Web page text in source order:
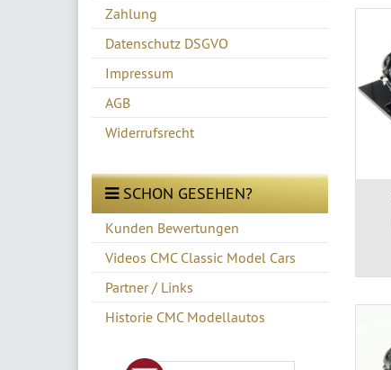
Zahlung
Datenschutz DSGVO
Impressum
AGB
Widerrufsrecht
SCHON GESEHEN?
Kunden Bewertungen
Videos CMC Classic Model Cars
Partner / Links
Historie CMC Modellautos